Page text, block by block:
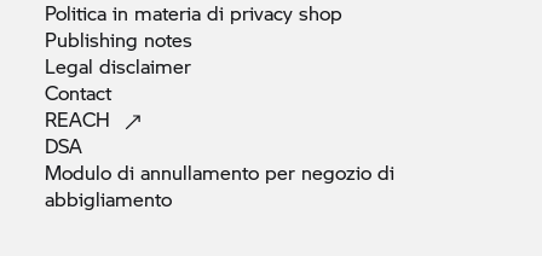
Politica in materia di privacyshop
Publishing notes
Legaldisclaimer
Contact
REACH
DSA
Modulo di annullamento per negozio di
abbigliamento